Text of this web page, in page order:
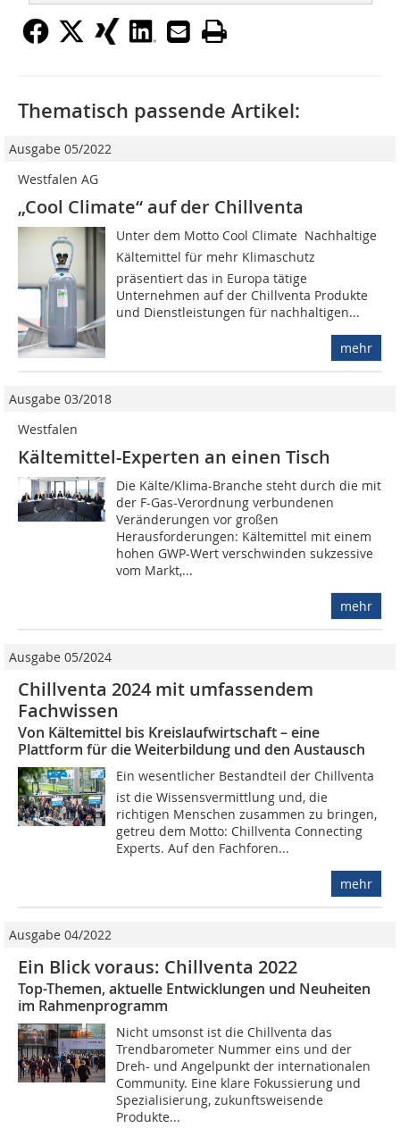
Thematisch passende Artikel:
Ausgabe 05/2022
Westfalen AG
„Cool Climate“ auf der Chillventa
Unter dem Motto Cool Climate  Nachhaltige
Kältemittel für mehr Klimaschutz
präsentiert das in Europa tätige
Unternehmen auf der Chillventa Produkte
und Dienstleistungen für nachhaltigen...
mehr
Ausgabe 03/2018
Westfalen
Kältemittel-Experten an einen Tisch
Die Kälte/Klima-Branche steht durch die mit
der F-Gas-Verordnung verbundenen
Veränderungen vor großen
Herausforderungen: Kältemittel mit einem
hohen GWP-Wert verschwinden sukzessive
vom Markt,...
mehr
Ausgabe 05/2024
Chillventa 2024 mit umfassendem
Fachwissen
Von Kältemittel bis Kreislaufwirtschaft – eine
Plattform für die Weiterbildung und den Austausch
Ein wesentlicher Bestandteil der Chillventa
ist die Wissensvermittlung und, die
richtigen Menschen zusammen zu bringen,
getreu dem Motto: Chillventa Connecting
Experts. Auf den Fachforen...
mehr
Ausgabe 04/2022
Ein Blick voraus: Chillventa 2022
Top-Themen, aktuelle Entwicklungen und Neuheiten
im Rahmenprogramm
Nicht umsonst ist die Chillventa das
Trendbarometer Nummer eins und der
Dreh- und Angelpunkt der internationalen
Community. Eine klare Fokussierung und
Spezialisierung, zukunftsweisende
Produkte...